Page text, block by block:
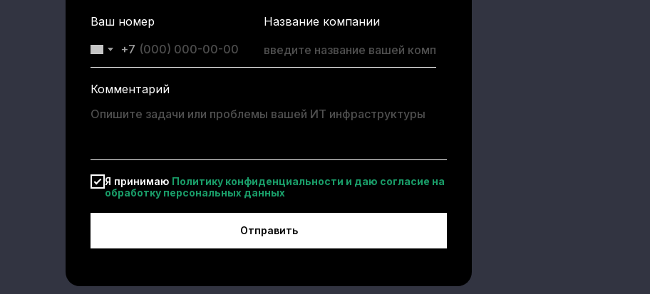
Ваш номер
+7
Название компании
Комментарий
Я принимаю Политику конфиденциальности и даю согласие на
обработку персональных данных
Отправить